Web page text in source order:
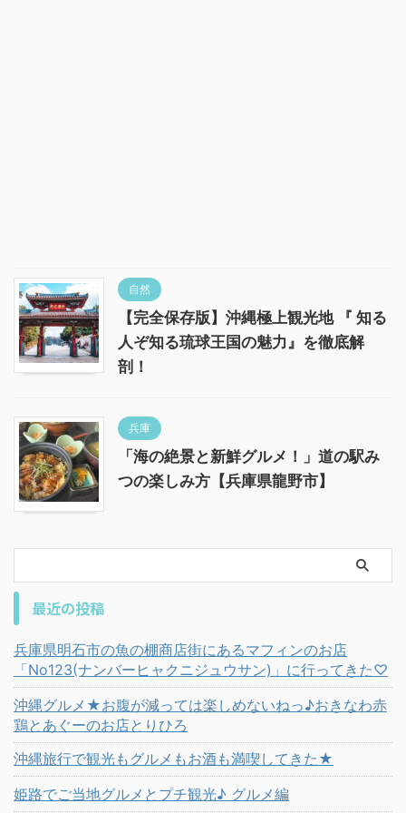
自然
【完全保存版】沖縄極上観光地 『 知る
人ぞ知る琉球王国の魅力』を徹底解
剖！
兵庫
「海の絶景と新鮮グルメ！」道の駅み
つの楽しみ方【兵庫県龍野市】
最近の投稿
兵庫県明石市の魚の棚商店街にあるマフィンのお店
「No123(ナンバーヒャクニジュウサン)」に行ってきた♡
沖縄グルメ★お腹が減っては楽しめないねっ♪おきなわ赤
鶏とあぐーのお店とりひろ
沖縄旅行で観光もグルメもお酒も満喫してきた★
姫路でご当地グルメとプチ観光♪ グルメ編